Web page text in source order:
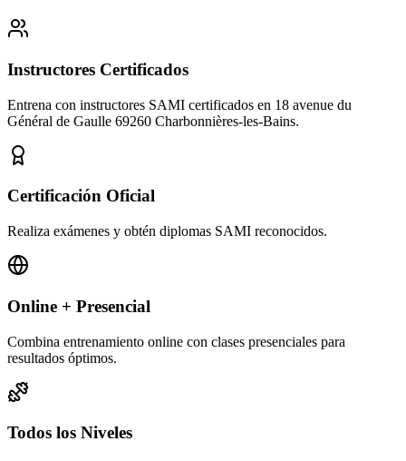
Instructores Certificados
Entrena con instructores SAMI certificados en 18 avenue du
Général de Gaulle 69260 Charbonnières-les-Bains.
Certificación Oficial
Realiza exámenes y obtén diplomas SAMI reconocidos.
Online + Presencial
Combina entrenamiento online con clases presenciales para
resultados óptimos.
Todos los Niveles